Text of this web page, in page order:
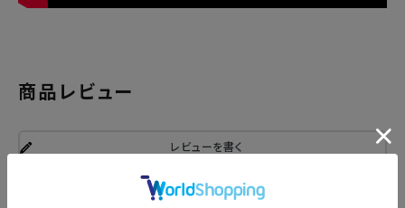
商品レビュー
レビューを書く